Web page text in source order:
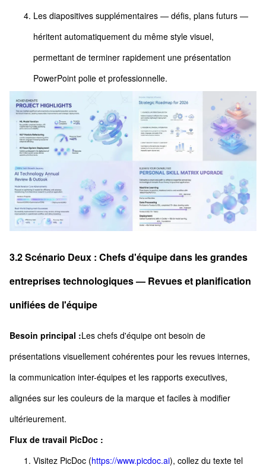
Les diapositives supplémentaires — défis, plans futurs —
héritent automatiquement du même style visuel,
permettant de terminer rapidement une présentation
PowerPoint polie et professionnelle.
3.2 Scénario Deux : Chefs d'équipe dans les grandes
entreprises technologiques — Revues et planification
unifiées de l'équipe
Besoin principal :Les chefs d'équipe ont besoin de
présentations visuellement cohérentes pour les revues internes,
la communication inter-équipes et les rapports executives,
alignées sur les couleurs de la marque et faciles à modifier
ultérieurement.
Flux de travail PicDoc :
Visitez PicDoc (https://www.picdoc.ai), collez du texte tel